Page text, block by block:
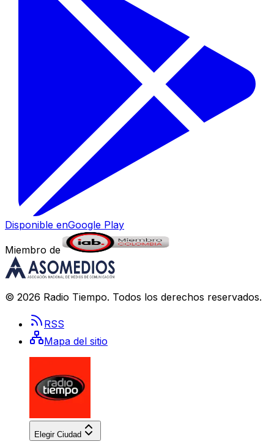
Disponible enGoogle Play
Miembro de
© 2026 Radio Tiempo. Todos los derechos reservados.
RSS
Mapa del sitio
Elegir Ciudad